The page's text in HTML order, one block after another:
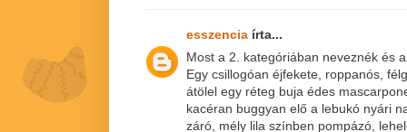
esszencia írta...
Most a 2. kategóriában neveznék és
Egy csillogóan éjfekete, roppanós,
átölel egy réteg buja édes
kacéran buggyan elő a lebukó nyári
záró, mély lila színben pompázó,